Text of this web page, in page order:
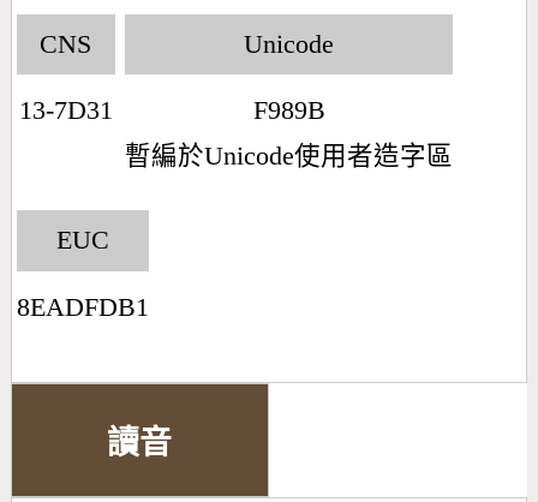
CNS
13-7D31
Unicode
F989B
暫編於Unicode使用者造字區
EUC
8EADFDB1
讀音